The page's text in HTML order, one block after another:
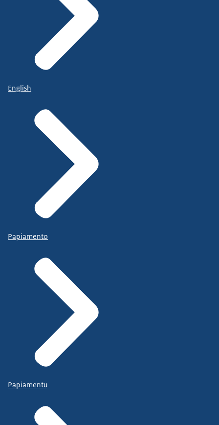
English
Papiamento
Papiamentu